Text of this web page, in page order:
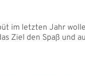
im letzten Jahr
Ziel den Spaß und